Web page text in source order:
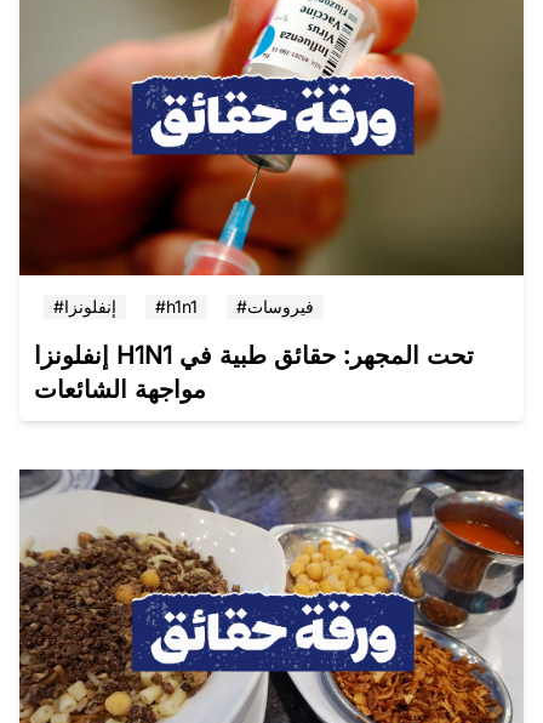
#إنفلونزا #h1n1 #فيروسات
إنفلونزا H1N1 تحت المجهر: حقائق طبية في
مواجهة الشائعات